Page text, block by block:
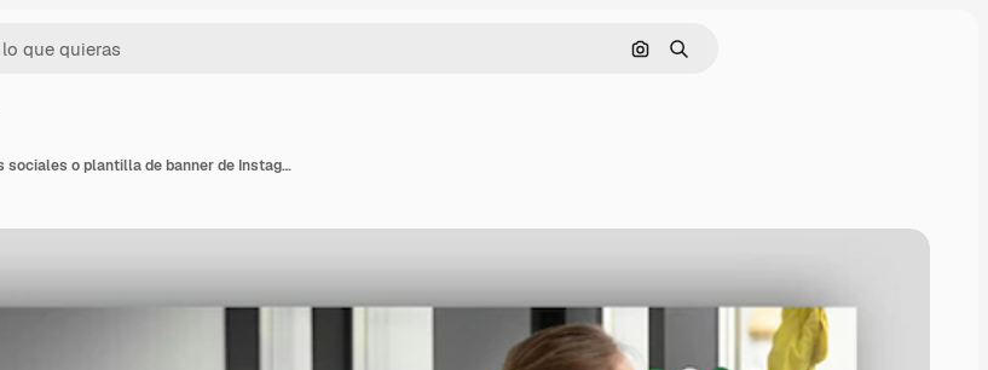
Buscar por imagen
Buscar
Servicio de limpieza de post de redes sociales o plantilla de banner de Instagram